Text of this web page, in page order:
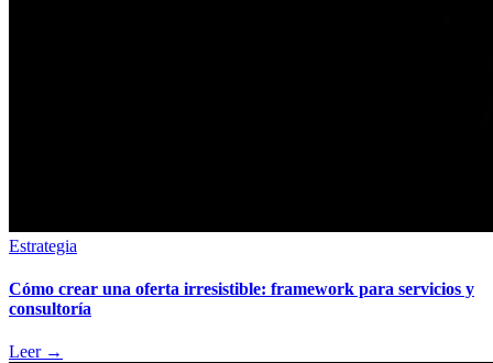
Estrategia
Cómo crear una oferta irresistible: framework para servicios y
consultoría
Leer →